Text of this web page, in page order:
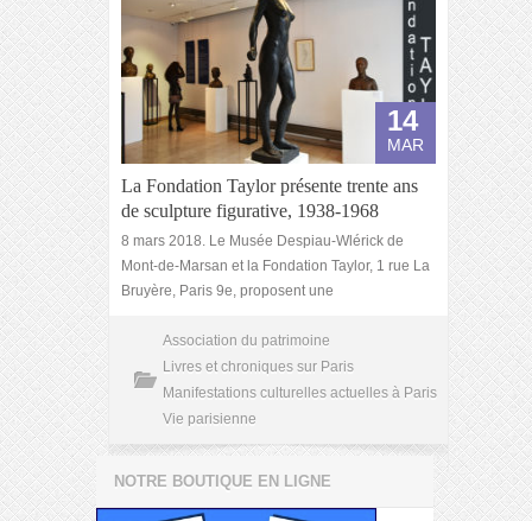
14
MAR
La Fondation Taylor présente trente ans
de sculpture figurative, 1938-1968
8 mars 2018. Le Musée Despiau-Wlérick de
Mont-de-Marsan et la Fondation Taylor, 1 rue La
Bruyère, Paris 9e, proposent une
Association du patrimoine
Livres et chroniques sur Paris
Manifestations culturelles actuelles à Paris
Vie parisienne
NOTRE BOUTIQUE EN LIGNE